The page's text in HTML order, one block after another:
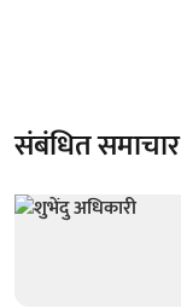
संबंधित समाचार